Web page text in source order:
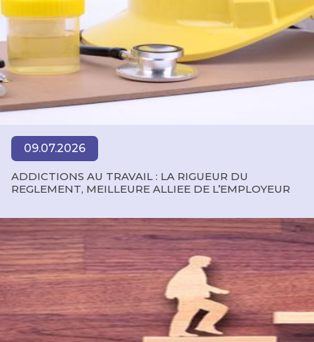
ADDICTIONS AU TRAVAIL : LA RIGUEUR DU
REGLEMENT, MEILLEURE ALLIEE DE L’EMPLOYEUR
09.07.2026